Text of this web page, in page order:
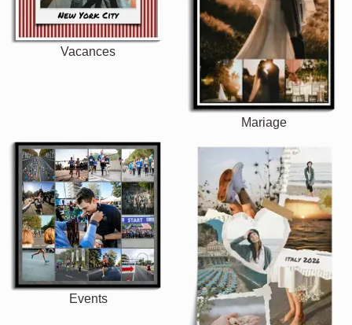
Vacances
Mariage
Events